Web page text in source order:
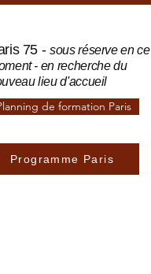
75 -sous réserve en ce
- en recherche du
lieu d'accueil
de formation Paris
Programme Paris